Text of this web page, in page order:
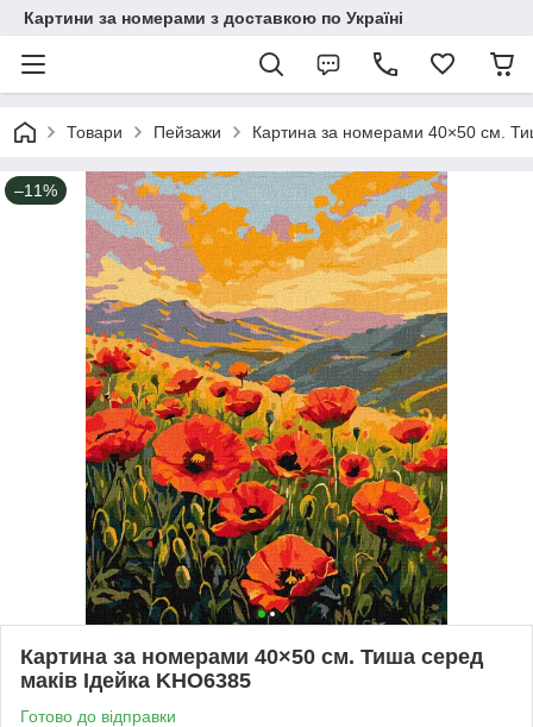
Картини за номерами з доставкою по Україні
Товари Пейзажи Картина за номерами 40×50 см.
–11%
Картина за номерами 40×50 см. Тиша серед
маків Ідейка KHO6385
Готово до відправки